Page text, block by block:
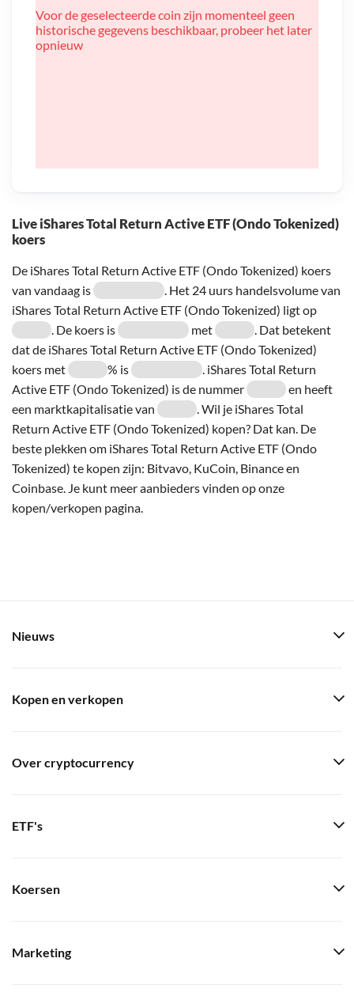
Live iShares Total Return Active ETF (Ondo Tokenized)
koers
De iShares Total Return Active ETF (Ondo Tokenized) koers
van vandaag is
. Het 24 uurs handelsvolume van
iShares Total Return Active ETF (Ondo Tokenized) ligt op
. De koers is
met
. Dat betekent
dat de iShares Total Return Active ETF (Ondo Tokenized)
koers met
% is
. iShares Total Return
Active ETF (Ondo Tokenized) is de nummer
en heeft
een marktkapitalisatie van
. Wil je iShares Total
Return Active ETF (Ondo Tokenized) kopen? Dat kan. De
beste plekken om iShares Total Return Active ETF (Ondo
Tokenized) te kopen zijn: Bitvavo, KuCoin, Binance en
Coinbase. Je kunt meer aanbieders vinden op onze
kopen/verkopen pagina.
Voor de geselecteerde coin zijn momenteel geen
historische gegevens beschikbaar, probeer het later
opnieuw
Nieuws
Kopen en verkopen
Over cryptocurrency
ETF's
Koersen
Marketing